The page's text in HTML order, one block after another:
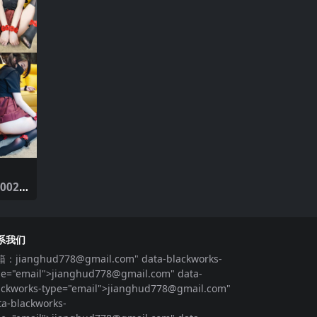
期
我们
： jianghud778@gmail.com" data-blackworks-
jianghud778@gmail.com" data-
type="email">jianghud778@gmail.com"
blackworks-